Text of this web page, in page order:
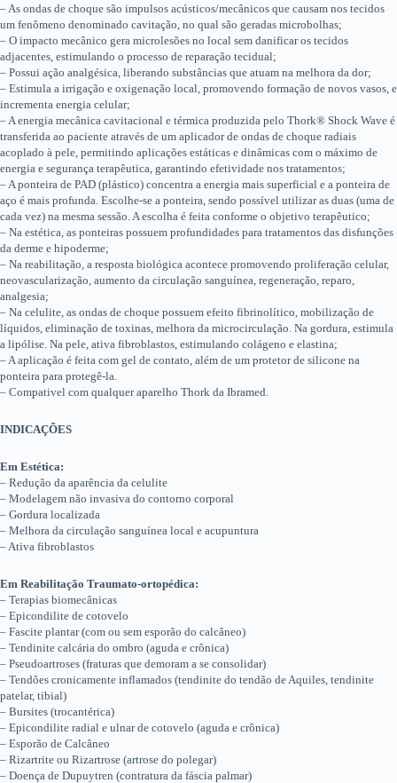
– As ondas de choque são impulsos acústicos/mecânicos que causam nos tecidos
um fenômeno denominado cavitação, no qual são geradas microbolhas;
– O impacto mecânico gera microlesões no local sem danificar os tecidos
adjacentes, estimulando o processo de reparação tecidual;
– Possui ação analgésica, liberando substâncias que atuam na melhora da dor;
– Estimula a irrigação e oxigenação local, promovendo formação de novos vasos, e
incrementa energia celular;
– A energia mecânica cavitacional e térmica produzida pelo Thork® Shock Wave é
transferida ao paciente através de um aplicador de ondas de choque radiais
acoplado à pele, permitindo aplicações estáticas e dinâmicas com o máximo de
energia e segurança terapêutica, garantindo efetividade nos tratamentos;
– A ponteira de PAD (plástico) concentra a energia mais superficial e a ponteira de
aço é mais profunda. Escolhe-se a ponteira, sendo possível utilizar as duas (uma de
cada vez) na mesma sessão. A escolha é feita conforme o objetivo terapêutico;
– Na estética, as ponteiras possuem profundidades para tratamentos das disfunções
da derme e hipoderme;
– Na reabilitação, a resposta biológica acontece promovendo proliferação celular,
neovascularização, aumento da circulação sanguínea, regeneração, reparo,
analgesia;
– Na celulite, as ondas de choque possuem efeito fibrinolítico, mobilização de
líquidos, eliminação de toxinas, melhora da microcirculação. Na gordura, estimula
a lipólise. Na pele, ativa fibroblastos, estimulando colágeno e elastina;
– A aplicação é feita com gel de contato, além de um protetor de silicone na
ponteira para protegê-la.
– Compativel com qualquer aparelho Thork da Ibramed.
INDICAÇÕES
Em Estética:
– Redução da aparência da celulite
– Modelagem não invasiva do contorno corporal
– Gordura localizada
– Melhora da circulação sanguínea local e acupuntura
– Ativa fibroblastos
Em Reabilitação Traumato-ortopédica:
– Terapias biomecânicas
– Epicondilite de cotovelo
– Fascite plantar (com ou sem esporão do calcâneo)
– Tendinite calcária do ombro (aguda e crônica)
– Pseudoartroses (fraturas que demoram a se consolidar)
– Tendões cronicamente inflamados (tendinite do tendão de Aquiles, tendinite
patelar, tibial)
– Bursites (trocantérica)
– Epicondilite radial e ulnar de cotovelo (aguda e crônica)
– Esporão de Calcâneo
– Rizartrite ou Rizartrose (artrose do polegar)
– Doença de Dupuytren (contratura da fáscia palmar)